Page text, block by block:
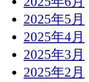
2025年5月
2025年4月
2025年3月
2025年2月